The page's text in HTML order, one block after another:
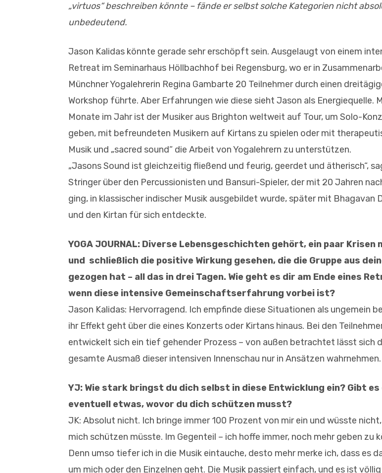
„virtuos“ beschreiben könnte – fände er selbst solche Kategorien nicht
unbedeutend.
Jason Kalidas könnte gerade sehr erschöpft sein. Ausgelaugt von einem
Retreat im Seminarhaus Höllbachhof bei Regensburg, wo er in
Münchner Yogalehrerin Regina Gambarte 20 Teilnehmer durch einen
Workshop führte. Aber Erfahrungen wie diese sieht Jason als Energiequelle.
Monate im Jahr ist der Musiker aus Brighton weltweit auf Tour, um Solo-
geben, mit befreundeten Musikern auf Kirtans zu spielen oder mit
Musik und „sacred sound“ die Arbeit von Yogalehrern zu unterstützen.
„Jasons Sound ist gleichzeitig fließend und feurig, geerdet und ätherisch“,
Stringer über den Percussionisten und Bansuri-Spieler, der mit 20 Jahren
ging, in klassischer indischer Musik ausgebildet wurde, später mit Bhagavan
und den Kirtan für sich entdeckte.
YOGA JOURNAL: Diverse Lebensgeschichten gehört, ein paar
und schließlich die positive Wirkung gesehen, die die Gruppe aus
gezogen hat – all das in drei Tagen. Wie geht es dir am Ende eines
wenn diese intensive Gemeinschaftserfahrung vorbei ist?
Jason Kalidas: Hervorragend. Ich empfinde diese Situationen als ungemein
ihr Effekt geht über die eines Konzerts oder Kirtans hinaus. Bei den
entwickelt sich ein tief gehender Prozess – von außen betrachtet lässt sich
gesamte Ausmaß dieser intensiven Innenschau nur in Ansätzen wahrnehmen.
YJ: Wie stark bringst du dich selbst in diese Entwicklung ein? Gibt es
eventuell etwas, wovor du dich schützen musst?
JK: Absolut nicht. Ich bringe immer 100 Prozent von mir ein und wüsste
mich schützen müsste. Im Gegenteil – ich hoffe immer, noch mehr geben zu
Denn umso tiefer ich in die Musik eintauche, desto mehr merke ich, dass es
um mich oder den Einzelnen geht. Die Musik passiert einfach, und es ist völlig